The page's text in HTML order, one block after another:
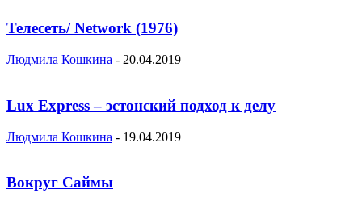
Телесеть/ Network (1976)
Людмила Кошкина - 20.04.2019
Lux Express – эстонский подход к делу
Людмила Кошкина - 19.04.2019
Вокруг Саймы